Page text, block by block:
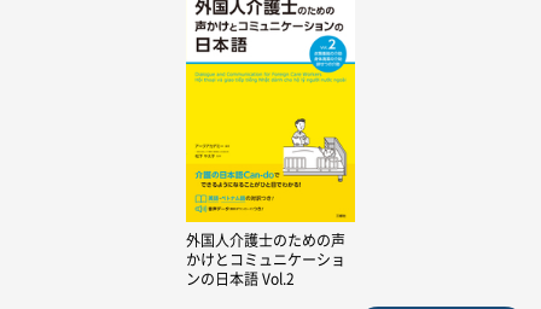
外国人介護士のための声
かけとコミュニケーショ
ンの日本語 Vol.2